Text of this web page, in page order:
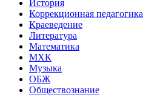
История
Коррекционная педагогика
Краеведение
Литература
Математика
МХК
Музыка
ОБЖ
Обществознание